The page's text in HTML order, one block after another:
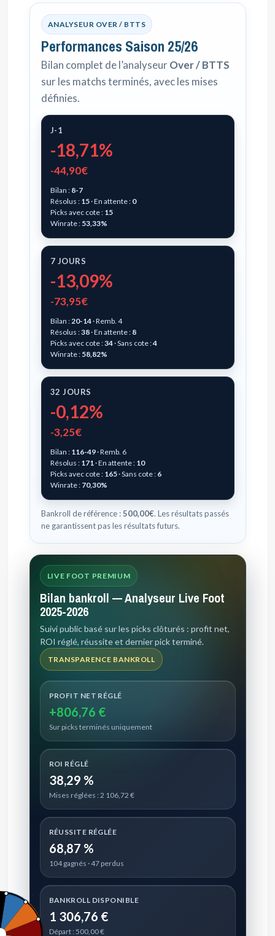
ANALYSEUR OVER / BTTS
Performances Saison 25/26
Bilan complet de l’analyseurOver / BTTS
sur les matchs terminés, avec les mises
définies.
J-1
-18,71%
-44,90€
Bilan : 8-7
Résolus : 15· En attente : 0
Picks avec cote : 15
Winrate : 53,33%
7 JOURS
-13,09%
-73,95€
Bilan : 20-14· Remb. 4
Résolus :38· En attente : 8
Picks avec cote :34· Sans cote :4
Winrate : 58,82%
32 JOURS
-0,12%
-3,25€
Bilan : 116-49· Remb. 6
Résolus : 171 · En attente : 10
Picks avec cote : 165· Sans cote : 6
Winrate : 70,30%
Bankroll de référence :500,00€. Les résultats passés
ne garantissent pas les résultats futurs.
LIVE FOOT PREMIUM
Bilan bankroll — Analyseur Live Foot
2025-2026
Suivi public basé sur les picks clôturés : profit net,
ROI réglé, réussite et dernier pick terminé.
TRANSPARENCE BANKROLL
PROFIT NET RÉGLÉ
+806,76 €
Sur picks terminés uniquement
ROI RÉGLÉ
38,29 %
Mises réglées : 2 106,72 €
RÉUSSITE RÉGLÉE
68,87 %
104 gagnés · 47 perdus
BANKROLL DISPONIBLE
1 306,76 €
Départ : 500,00 €